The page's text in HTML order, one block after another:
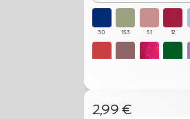
30 153 51 12
2,99 €